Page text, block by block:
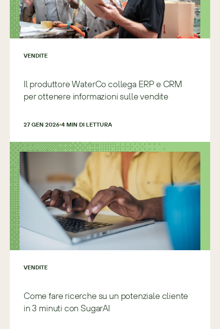
VENDITE
Il produttore WaterCo collega ERP e CRM
per ottenere informazioni sulle vendite
27 GEN 2026 4 MIN DI LETTURA
VENDITE
Come fare ricerche su un potenziale cliente
in 3 minuti con SugarAI